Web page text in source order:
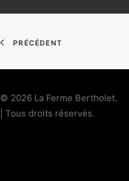
PRÉCÉDENT
© 2026 La Ferme Bertholet.
| Tous droits réservés.